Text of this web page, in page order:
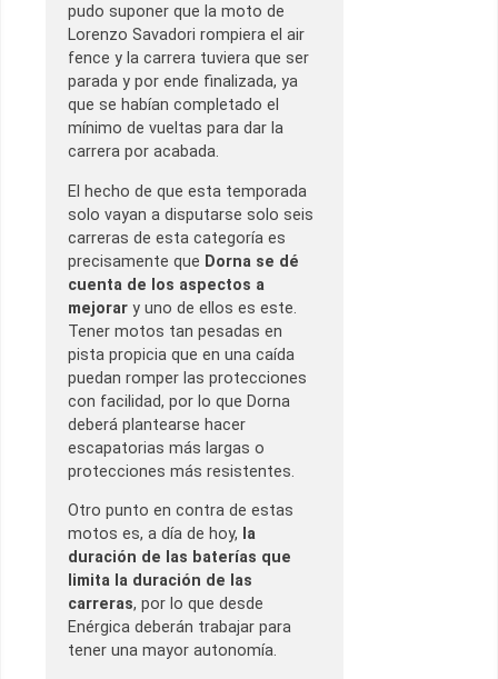
pudo suponer que la moto de
Lorenzo Savadori rompiera el air
fence y la carrera tuviera que ser
parada y por ende finalizada, ya
que se habían completado el
mínimo de vueltas para dar la
carrera por acabada.
El hecho de que esta temporada
solo vayan a disputarse solo seis
carreras de esta categoría es
precisamente que Dorna se dé
cuenta de los aspectos a
mejorar y uno de ellos es este.
Tener motos tan pesadas en
pista propicia que en una caída
puedan romper las protecciones
con facilidad, por lo que Dorna
deberá plantearse hacer
escapatorias más largas o
protecciones más resistentes.
Otro punto en contra de estas
motos es, a día de hoy, la
duración de las baterías que
limita la duración de las
carreras, por lo que desde
Enérgica deberán trabajar para
tener una mayor autonomía.